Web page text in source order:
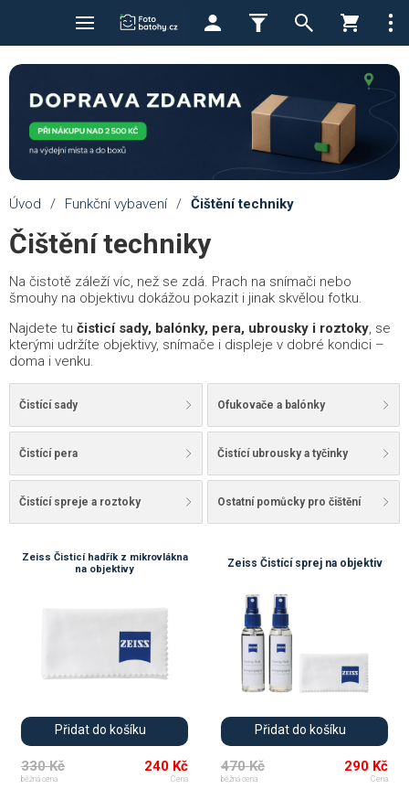
Úvod / Funkční vybavení / Čištění techniky
Čištění techniky
Na čistotě záleží víc, než se zdá. Prach na snímači nebo
šmouhy na objektivu dokážou pokazit i jinak skvělou fotku.
Najdete tu čisticí sady, balónky, pera, ubrousky i roztoky, se
kterými udržíte objektivy, snímače i displeje v dobré kondici –
doma i venku.
Čistící sady Ofukovače a balónky
Čistící pera Čistící ubrousky a tyčinky
Čistící spreje a roztoky Ostatní pomůcky pro čištění
Zeiss Čisticí hadřík z mikrovlákna
na objektivy
Přidat do košíku
330 Kč
běžná cena
240 Kč
Cena
Zeiss Čistící sprej na objektiv
Přidat do košíku
470 Kč
běžná cena
290 Kč
Cena